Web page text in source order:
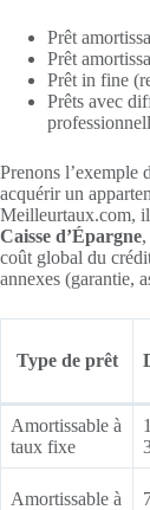
Prêt
Prêt
Prêt in fine
Prêts avec
Prenons l’exemple
acquérir un
Meilleurtaux.com,
Caisse d’Épargne,
coût global du
annexes (garantie,
Type de prêt
Amortissable à
taux fixe
Amortissable à